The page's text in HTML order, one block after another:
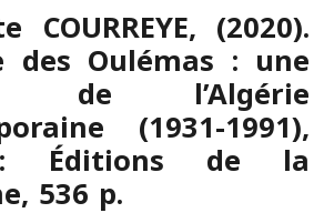
COURREYE, (2020).
des Oulémas : une
de l’Algérie
(1931-1991),
Éditions de la
536 p.